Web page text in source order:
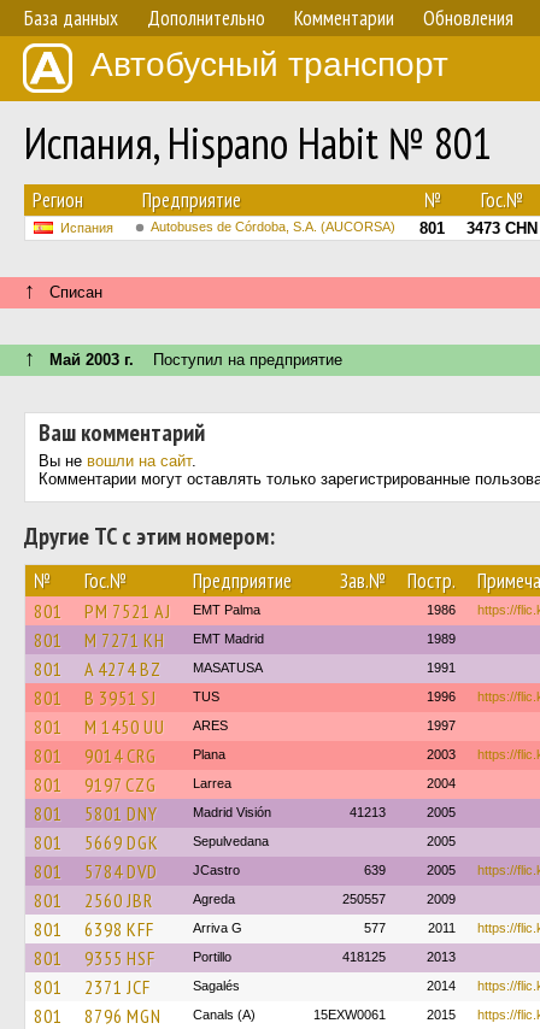
База данных Дополнительно Комментарии Обновления
Автобусный транспорт
Испания, Hispano Habit № 801
Регион Предприятие № Гос.№
Испания Autobuses de Córdoba, S.A. (AUCORSA) 801 3473 CHN
↑ Списан
↑ Май 2003 г. Поступил на предприятие
Ваш комментарий
Вы не вошли на сайт.
Комментарии могут оставлять только зарегистрированные
Другие ТС с этим номером:
№ Гос.№ Предприятие Зав.№ Постр.
801 PM 7521 AJ EMT Palma 1986 https://
801 M 7271 KH EMT Madrid 1989
801 A 4274 BZ MASATUSA 1991
801 B 3951 SJ TUS 1996 https://
801 M 1450 UU ARES 1997
801 9014 CRG Plana 2003 https://
801 9197 CZG Larrea 2004
801 5801 DNY Madrid Visión 41213 2005
801 5669 DGK Sepulvedana 2005
801 5784 DVD JCastro 639 2005 https://
801 2560 JBR Agreda 250557 2009
801 6398 KFF Arriva G 577 2011 https://
801 9355 HSF Portillo 418125 2013
801 2371 JCF Sagalés 2014 https://
801 8796 MGN Canals (A) 15EXW0061 2015 https://